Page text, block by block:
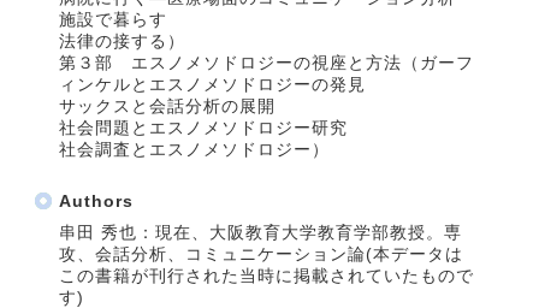
施設で暮らす
法律の接する）
第３部 エスノメソドロジーの視座と方法（ガーフ
ィンケルとエスノメソドロジーの発見
サックスと会話分析の展開
社会問題とエスノメソドロジー研究
社会調査とエスノメソドロジー）
Authors
串田 秀也：現在、大阪教育大学教育学部教授。専
攻、会話分析、コミュニケーション論(本データは
この書籍が刊行された当時に掲載されていたもので
す)